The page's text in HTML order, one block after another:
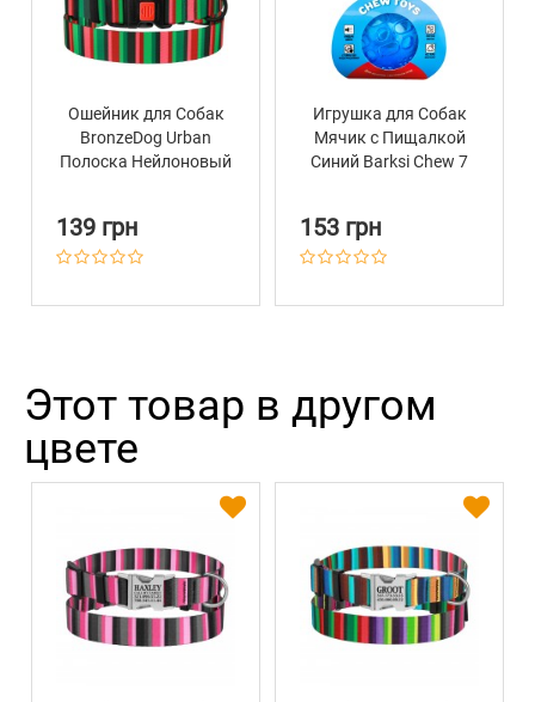
Ошейник для Собак
BronzeDog Urban
Полоска Нейлоновый
Зеленый
139 грн
Игрушка для Собак
Мячик с Пищалкой
Синий Barksi Chew 7
153 грн
Этот товар в другом
цвете